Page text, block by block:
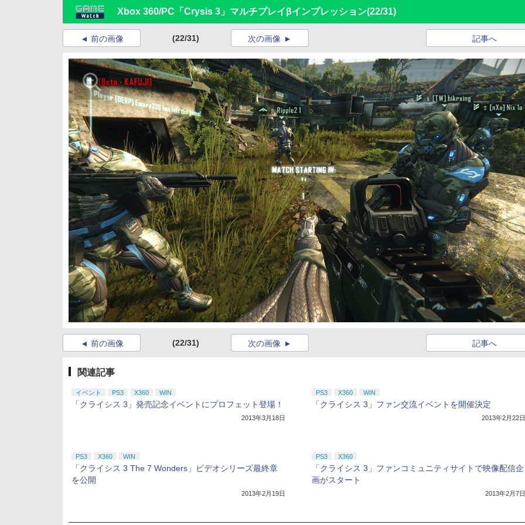
Xbox 360/PC「Crysis 3」マルチプレイβインプレッション(22/31)
前の画像 (22/31) 記事へ
次の画像
前の画像 (22/31) 記事へ
次の画像
関連記事
イベント PS3 X360 WIN
「クライシス 3」発売記念イベントにプロフェット登場！
2013年3月18日
PS3 X360 WIN
「クライシス 3」ファン交流イベントを開催決定
2013年2月22日
PS3 X360 WIN
「クライシス 3 The 7 Wonders」ビデオシリーズ最終章
を公開
2013年2月19日
PS3 X360
「クライシス 3」ファンコミュニティサイトで映像配信企
画がスタート
2013年2月7日